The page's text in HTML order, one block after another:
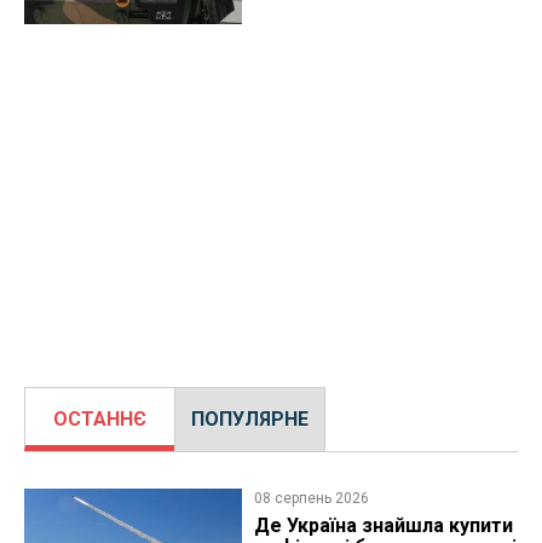
ОСТАННЄ ПОПУЛЯРНЕ
08 серпень 2026
Де Україна знайшла купити